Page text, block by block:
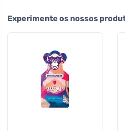
Experimente os nossos